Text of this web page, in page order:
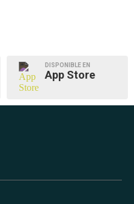
DISPONIBLE EN
App Store